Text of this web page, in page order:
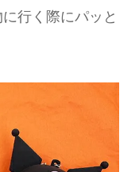
行く際にパッと